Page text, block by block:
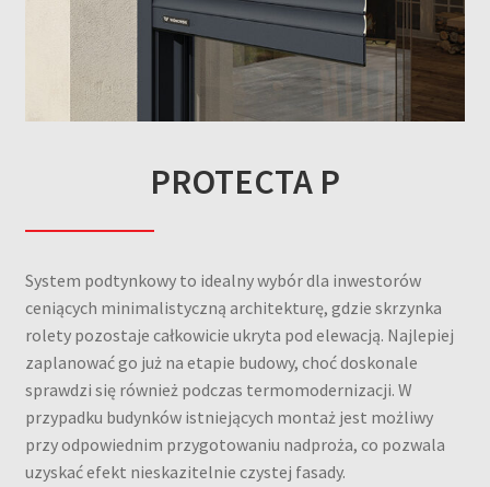
PROTECTA P
System podtynkowy to idealny wybór dla inwestorów
ceniących minimalistyczną architekturę, gdzie skrzynka
rolety pozostaje całkowicie ukryta pod elewacją. Najlepiej
zaplanować go już na etapie budowy, choć doskonale
sprawdzi się również podczas termomodernizacji. W
przypadku budynków istniejących montaż jest możliwy
przy odpowiednim przygotowaniu nadproża, co pozwala
uzyskać efekt nieskazitelnie czystej fasady.